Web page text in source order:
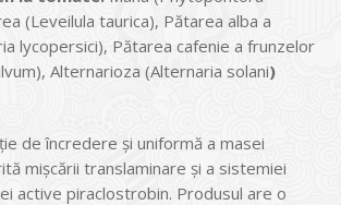
(Leveilula taurica), Pătarea alba a
lycopersici), Pătarea cafenie a frunzelor
Alternarioza (Alternaria solani)
de încredere și uniformă a masei
mișcării translaminare și a sistemiei
active piraclostrobin. Produsul are o